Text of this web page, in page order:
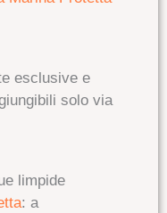
esclusive e
solo via
limpide
: a